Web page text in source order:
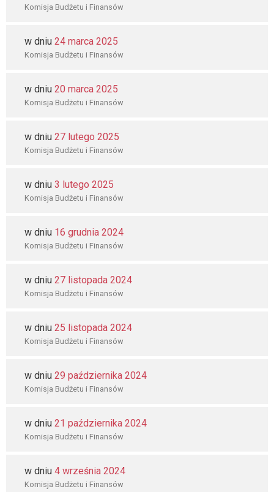
Komisja Budżetu i Finansów
w dniu 24 marca 2025
Komisja Budżetu i Finansów
w dniu 20 marca 2025
Komisja Budżetu i Finansów
w dniu 27 lutego 2025
Komisja Budżetu i Finansów
w dniu 3 lutego 2025
Komisja Budżetu i Finansów
w dniu 16 grudnia 2024
Komisja Budżetu i Finansów
w dniu 27 listopada 2024
Komisja Budżetu i Finansów
w dniu 25 listopada 2024
Komisja Budżetu i Finansów
w dniu 29 października 2024
Komisja Budżetu i Finansów
w dniu 21 października 2024
Komisja Budżetu i Finansów
w dniu 4 września 2024
Komisja Budżetu i Finansów